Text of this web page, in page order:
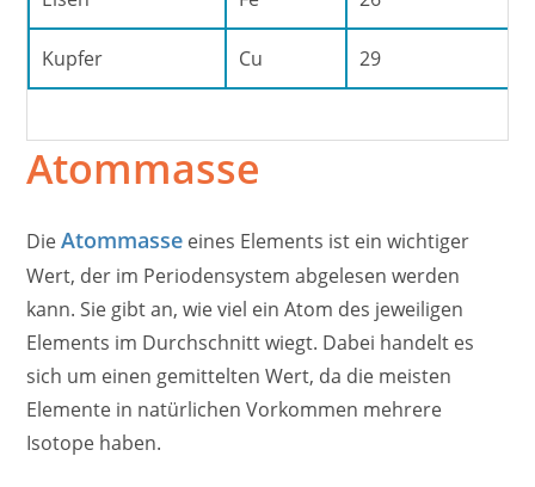
Kupfer Cu 29
Atommasse
DieAtommasse eines Elements ist ein wichtiger
Wert, der im Periodensystem abgelesen werden
kann. Sie gibt an, wie viel ein Atom des jeweiligen
Elements im Durchschnitt wiegt. Dabei handelt es
sich um einen gemittelten Wert, da die meisten
Elemente in natürlichen Vorkommen mehrere
Isotope haben.